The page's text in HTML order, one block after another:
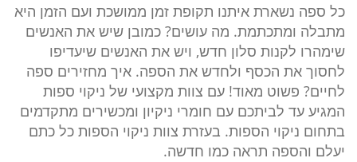
כל ספה נשארת איתנו תקופת זמן ממושכת ועם הזמן היא
מתבלה ומתכתמת. מה עושים? כמובן שיש את האנשים
שימהרו לקנות סלון חדש, ויש את האנשים שיעדיפו
לחסוך את הכסף ולחדש את הספה. איך מחזירים ספה
לחיים? פשוט מאוד! עם צוות מקצועי של ניקוי ספות
המגיע עד לביתכם עם חומרי ניקיון ומכשירים מתקדמים
בתחום ניקוי הספות. בעזרת צוות ניקוי הספות כל כתם
יעלם והספה תראה כמו חדשה.